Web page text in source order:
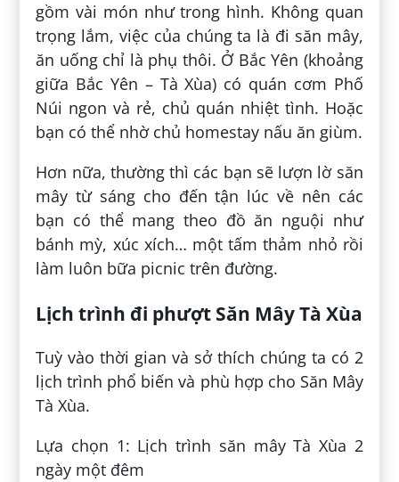
gồm vài món như trong hình. Không quan
trọng lắm, việc của chúng ta là đi săn mây,
ăn uống chỉ là phụ thôi. Ở Bắc Yên (khoảng
giữa Bắc Yên – Tà Xùa) có quán cơm Phố
Núi ngon và rẻ, chủ quán nhiệt tình. Hoặc
bạn có thể nhờ chủ homestay nấu ăn giùm.
Hơn nữa, thường thì các bạn sẽ lượn lờ săn
mây từ sáng cho đến tận lúc về nên các
bạn có thể mang theo đồ ăn nguội như
bánh mỳ, xúc xích… một tấm thảm nhỏ rồi
làm luôn bữa picnic trên đường.
Lịch trình đi phượt Săn Mây Tà Xùa
Tuỳ vào thời gian và sở thích chúng ta có 2
lịch trình phổ biến và phù hợp cho Săn Mây
Tà Xùa.
Lựa chọn 1: Lịch trình săn mây Tà Xùa 2
ngày một đêm